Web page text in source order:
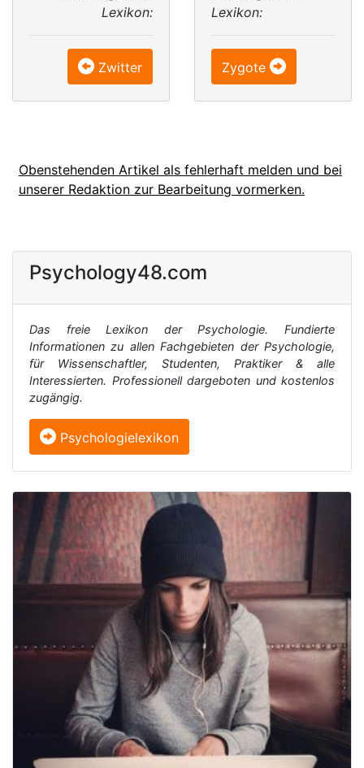
Lexikon:
Zwitter
Lexikon:
Zygote
Obenstehenden Artikel als fehlerhaft melden und bei
unserer Redaktion zur Bearbeitung vormerken.
Psychology48.com
Das freie Lexikon der Psychologie. Fundierte
Informationen zu allen Fachgebieten der Psychologie,
für Wissenschaftler, Studenten, Praktiker & alle
Interessierten. Professionell dargeboten und kostenlos
zugängig.
Psychologielexikon